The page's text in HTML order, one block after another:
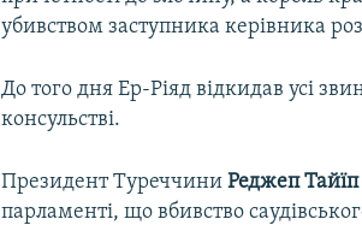
убивством заступника керівника
До того дня Ер-Ріяд відкидав усі
консульстві.
Президент ТуреччиниРеджеп
парламенті, що вбивство